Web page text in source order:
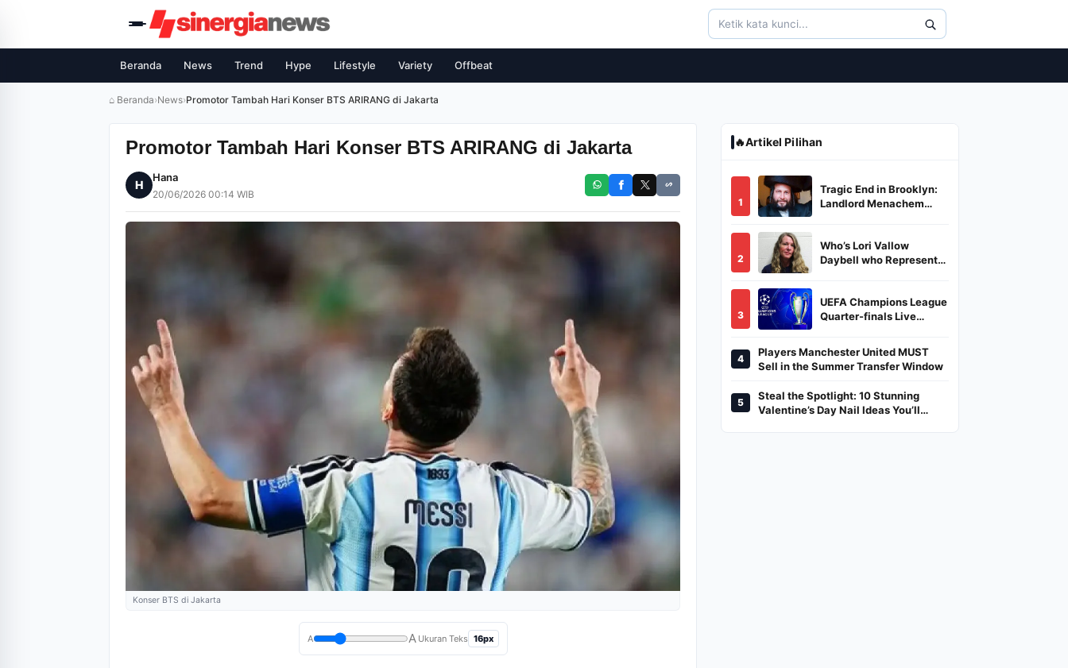
Beranda News Trend Hype Lifestyle Variety Offbeat
⌂ Beranda›News›Promotor Tambah Hari Konser BTS ARIRANG di Jakarta
Promotor Tambah Hari Konser BTS ARIRANG di Jakarta
H
Hana
20/06/2026 00:14 WIB
Konser BTS di Jakarta
A A Ukuran Teks 16px
🔥Artikel Pilihan
1
Tragic End in Brooklyn:
Landlord Menachem
Burned in a Dumpster
2
Who’s Lori Vallow
Daybell who Represents
3
UEFA Champions League
Quarter-finals Live
And Where To Watch
4
Players Manchester United MUST
Sell in the Summer Transfer Window
5
Steal the Spotlight: 10 Stunning
Valentine’s Day Nail Ideas You’ll